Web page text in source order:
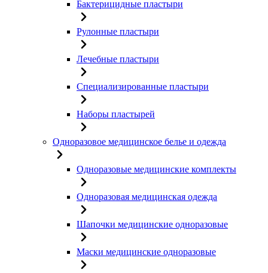
Бактерицидные пластыри
Рулонные пластыри
Лечебные пластыри
Специализированные пластыри
Наборы пластырей
Одноразовое медицинское белье и одежда
Одноразовые медицинские комплекты
Одноразовая медицинская одежда
Шапочки медицинские одноразовые
Маски медицинские одноразовые